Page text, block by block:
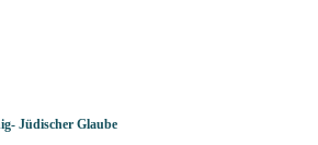
Jüdischer Glaube